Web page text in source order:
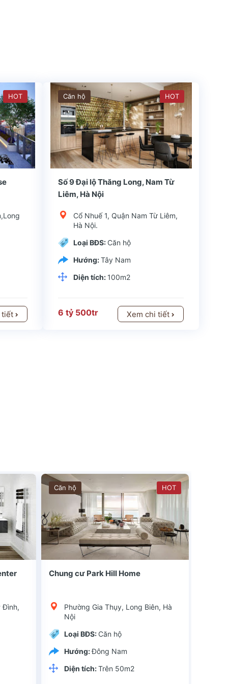
HOT
tiết
Căn hộ HOT
Số 9 Đại lộ Thăng Long, Nam Từ
Liêm, Hà Nội
Cổ Nhuế 1, Quận Nam Từ Liêm,
Hà Nội.
Loại BĐS: Căn hộ
Hướng:Tây Nam
Diện tích: 100m2
6 tỷ 500tr Xem chi tiết
Đình,
Căn hộ HOT
Chung cư Park Hill Home
Phường Gia Thụy, Long Biên, Hà
Nội
Loại BĐS: Căn hộ
Hướng:Đông Nam
Diện tích:Trên 50m2